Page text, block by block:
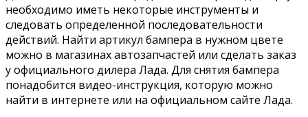
необходимо иметь некоторые инструменты и
следовать определенной последовательности
действий. Найти артикул бампера в нужном цвете
можно в магазинах автозапчастей или сделать заказ
у официального дилера Лада. Для снятия бампера
понадобится видео-инструкция, которую можно
найти в интернете или на официальном сайте Лада.